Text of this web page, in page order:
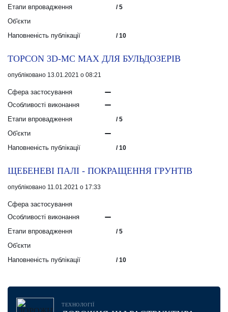
Етапи впровадження / 5
Об'єкти
Наповненість публікації
/ 10
TOPCON 3D-MC MAX ДЛЯ БУЛЬДОЗЕРІВ
опубліковано 13.01.2021 о 08:21
Сфера застосування
Особливості виконання
Етапи впровадження
/ 5
Об'єкти
Наповненість публікації
/ 10
ЩЕБЕНЕВІ ПАЛІ - ПОКРАЩЕННЯ ГРУНТІВ
опубліковано 11.01.2021 о 17:33
Сфера застосування
Особливості виконання
Етапи впровадження
/ 5
Об'єкти
Наповненість публікації
/ 10
ТЕХНОЛОГІЇ